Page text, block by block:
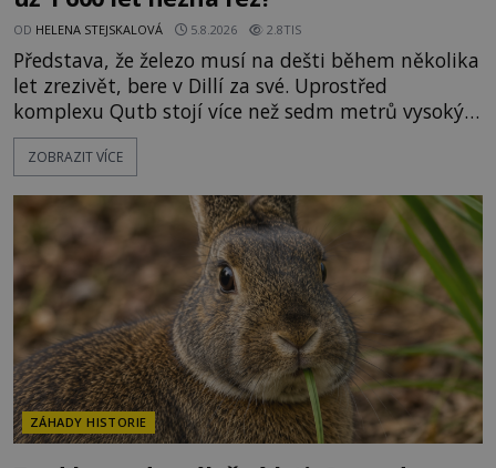
OD HELENA STEJSKALOVÁ 5.8.2026 2.8TIS
Představa, že železo musí na dešti během několika
let zrezivět, bere v Dillí za své. Uprostřed
komplexu Qutb stojí více než sedm metrů vysoký
železný sloup, který už přibližně 1 600 let odolává
počasí s jen nepatrnými stopami koroze. Jeho
ztracených technologiích či tajemných
materiálech. Moderní metalurgie však ukazuje, že
skutečné vysvětlení je ješt
ZOBRAZIT VÍCE
ZÁHADY HISTORIE